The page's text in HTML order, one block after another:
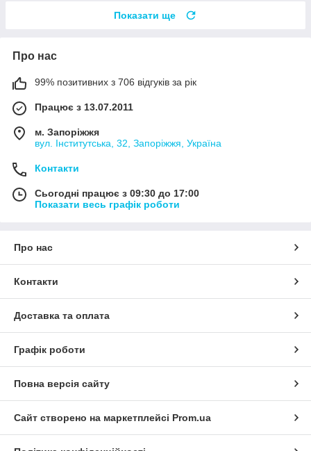
Показати ще
Про нас
99% позитивних з 706 відгуків за рік
Працює з 13.07.2011
м. Запоріжжя
вул. Інститутська, 32, Запоріжжя, Україна
Контакти
Сьогодні працює з 09:30 до 17:00
Показати весь графік роботи
Про нас
Контакти
Доставка та оплата
Графік роботи
Повна версія сайту
Сайт створено на маркетплейсі Prom.ua